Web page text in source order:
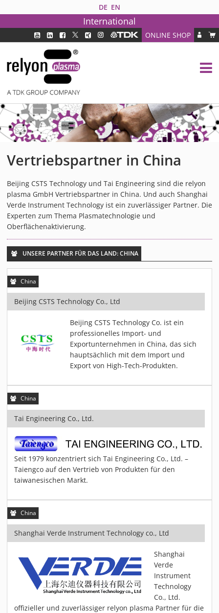
DE EN
International
ONLINE SHOP
PLASMATECHNOLOGIE
DBD TECHNOLOGIE
PAA TECHNOLOGIE®
PDD TECHNOLOGIE®
BRANCHEN
FAQ
MEDIPLAS KOMPONENTEN
MEDIPLAS REACTOR
MEDIPLAS DRIVER
PIEZOBRUSH PZ3
PIEZOBRUSH PZ3-I
PIEZOBRUSH MODULE
PLASMABRUSH PB3
PLASMABRUSH PB3 INTEGRATION
PLASMATOOL
KONZEPTE
IMPLAPREP
DOWNLOADS
ANWENDUNGEN
DESINFEKTION
DRUCKVORBEHANDLUNG
FEINSTREINIGUNG
LACKIEREN
PLASMAAKTIVIERUNG
VERKLEBEN
MATERIALIEN
AKTUELLES
EVENTS
REFERENZEN
VIDEOS
VISION, MISSION, WERTE
NACHHALTIGKEIT
HISTORIE
LEISTUNGEN
Vertriebspartner in China
Beijing CSTS Technology und Tai Engineering sind die relyon
plasma GmbH Vertriebspartner in China. Und auch Shanghai
Verde Instrument Technology ist ein zuverlässiger Partner. Die
Experten zum Thema Plasmatechnologie und
Oberflächenaktivierung.
UNSERE PARTNER FÜR DAS LAND: CHINA
China
Beijing CSTS Technology Co., Ltd
Beijing CSTS Technology Co. ist ein
professionelles Import- und
Exportunternehmen in China, das sich
hauptsächlich mit dem Import und
Export von High-Tech-Produkten.
China
Tai Engineering Co., Ltd.
Seit 1979 konzentriert sich Tai Engineering Co., Ltd. –
Taiengco auf den Vertrieb von Produkten für den
taiwanesischen Markt.
China
Shanghai Verde Instrument Technology co., Ltd
Shanghai
Verde
Instrument
Technology
Co., Ltd.
offizieller und zuverlässiger relyon plasma Partner für die